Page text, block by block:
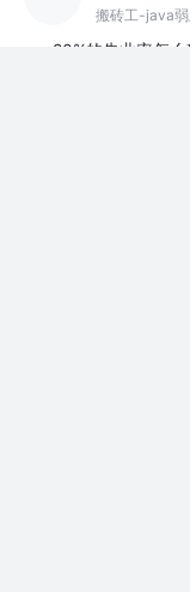
搬砖工-java
20%的失业率怎